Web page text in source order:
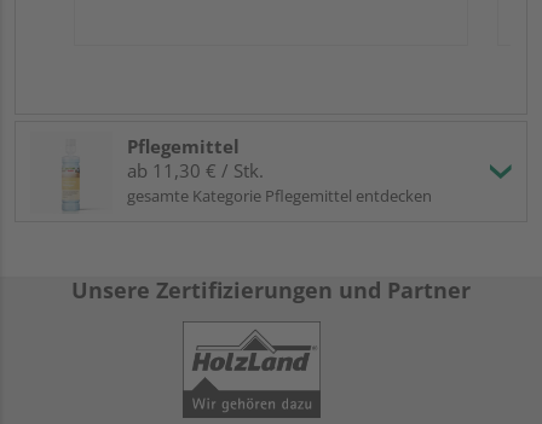
Pflegemittel
ab 11,30 € / Stk.
gesamte Kategorie Pflegemittel entdecken
Unsere Zertifizierungen und Partner